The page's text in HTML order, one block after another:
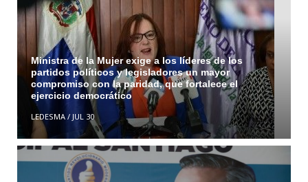
Ministra de la Mujer exige a los líderes de los
partidos políticos y legisladores un mayor
compromiso con la paridad, que fortalece el
ejercicio democrático
LEDESMA/ JUL 30